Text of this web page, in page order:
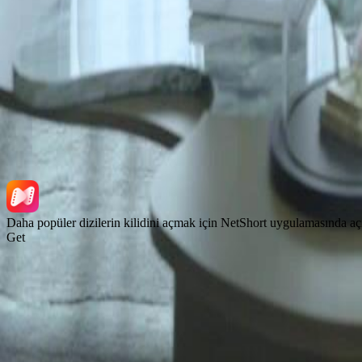
NetShort | All Rights Reserved | NETSTORY PTE. LTD.
Daha popüler dizilerin kilidini açmak için NetShort uygulamasında
Get
Ana Sayfa
Diziler